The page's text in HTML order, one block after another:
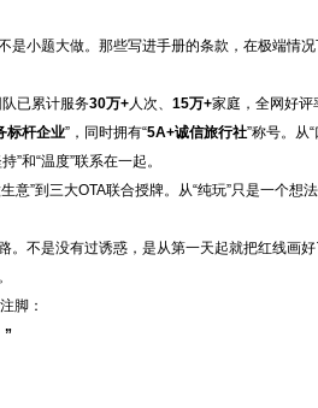
小题大做。那些写进手册的条款，在极端情况
已累计服务30万+ 人次、 15万+家庭，全网好评
标杆企业”，同时拥有“5A+诚信旅行社”称号。从
”和“温度”联系在一起。
意”到三大OTA联合授牌。从“纯玩”只是一个想
不是没有过诱惑，是从第一天起就把红线画好
。
脚：
”